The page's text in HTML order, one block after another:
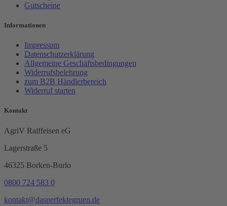
Gutscheine
Informationen
Impressum
Datenschutzerklärung
Allgemeine Geschäftsbedingungen
Widerrufsbelehrung
zum B2B Händlerbereich
Widerruf starten
Kontakt
AgriV Raiffeisen eG
Lagerstraße 5
46325 Borken-Burlo
0800 724 583 0
kontakt@dasperfektegruen.de